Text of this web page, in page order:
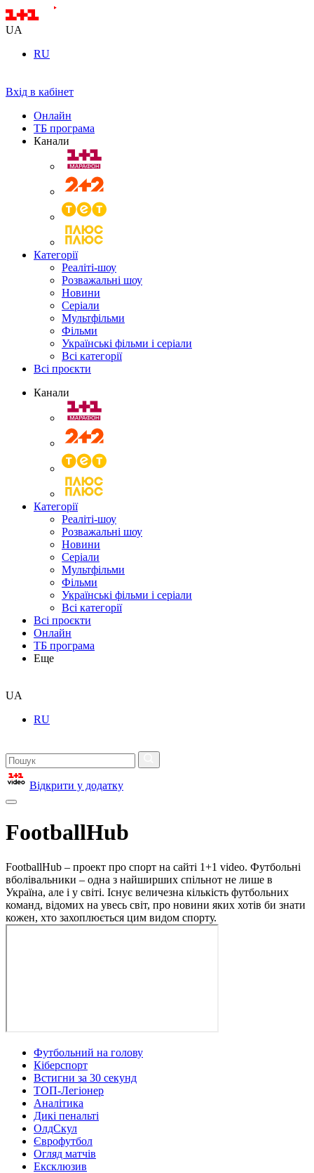
UA
RU
Вхід в кабінет
Онлайн
ТБ програма
Канали
Категорії
Реаліті-шоу
Розважальні шоу
Новини
Серіали
Мультфільми
Фільми
Українські фільми і серіали
Всі категорії
Всі проєкти
Канали
Категорії
Реаліті-шоу
Розважальні шоу
Новини
Серіали
Мультфільми
Фільми
Українські фільми і серіали
Всі категорії
Всі проєкти
Онлайн
ТБ програма
Еще
UA
RU
Відкрити у додатку
FootballHub
FootballHub – проект про спорт на сайті 1+1 video. Футбольні
вболівальники – одна з найширших спільнот не лише в
Україна, але і у світі. Існує величезна кількість футбольних
команд, відомих на увесь світ, про новини яких хотів би знати
кожен, хто захоплюється цим видом спорту.
Футбольний на голову
Кіберспорт
Встигни за 30 секунд
ТОП-Легіонер
Аналітика
Дикі пенальті
ОлдСкул
Єврофутбол
Огляд матчів
Ексклюзив